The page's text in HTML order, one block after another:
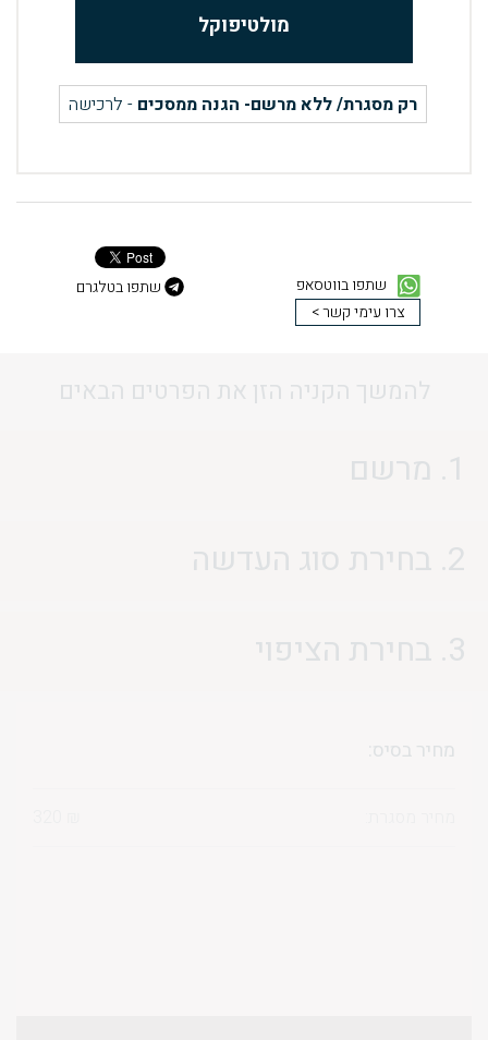
מולטיפוקל
רק מסגרת/ ללא מרשם- הגנה ממסכים - לרכישה
שתפו בווטסאפ
שתפו בטלגרם
צרו עימי קשר >
להמשך הקניה הזן את הפרטים הבאים
1. מרשם
2. בחירת סוג העדשה
3. בחירת הציפוי
מחיר בסיס: